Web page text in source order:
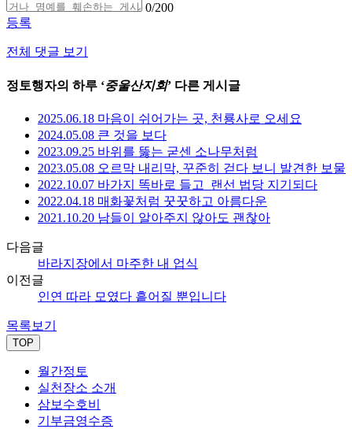
0/200
등록
전체 댓글 보기
정토행자의 하루 ‘중울산지회’ 다른 게시글
2025.06.18 마음이 쉬어가는 곳, 천룡사로 오세요
2024.05.08 큰 것을 보다
2023.09.25 바위를 뚫는 굳센 소나무처럼
2023.05.08 오르막 내리막, 꾸준히 걷다 보니 발견한 보물
2022.10.07 바가지 똑바로 들고_랜선 법당 지기되다
2022.04.18 매화꽃처럼 꿋꿋하고 아름다운
2021.10.20 남들이 알아주지 않아도 괜찮아
다음글
바라지장에서 마주한 내 업식
이전글
인연 따라 모였다 흩어질 뿐입니다
목록보기
TOP
월간정토
실천장소 소개
삼보수호비
기부금영수증